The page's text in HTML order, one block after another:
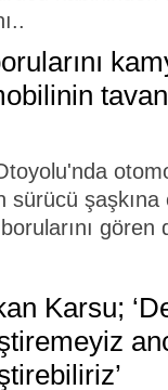
sürücü
Karsu;